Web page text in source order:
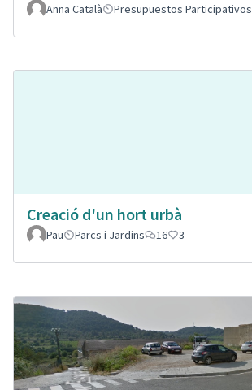
Anna Català Presupuestos Participativos
Creació d'un hort urbà
Pau
Parcs i Jardins 16 3